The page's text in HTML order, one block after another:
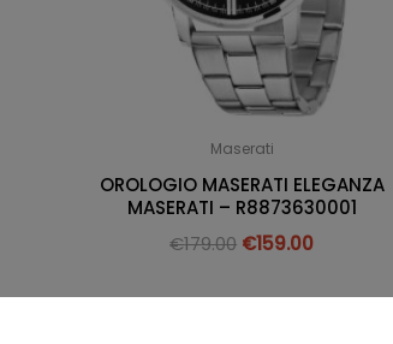
Maserati
OROLOGIO MASERATI ELEGANZA
MASERATI – R8873630001
€179.00 €159.00